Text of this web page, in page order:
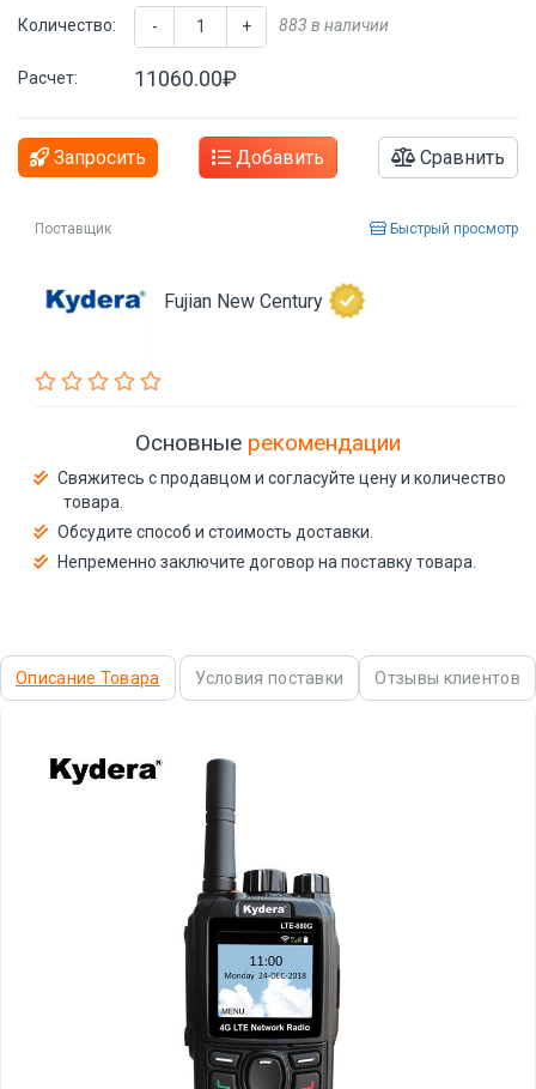
Количество: - + 883 в наличии
Расчет: 11060.00₽
Запросить Добавить Сравнить
Поставщик Быстрый просмотр
Fujian New Century
Основные рекомендации
Свяжитесь с продавцом и согласуйте цену и количество
товара.
Обсудите способ и стоимость доставки.
Непременно заключите договор на поставку товара.
Описание Товара Условия поставки Отзывы клиентов